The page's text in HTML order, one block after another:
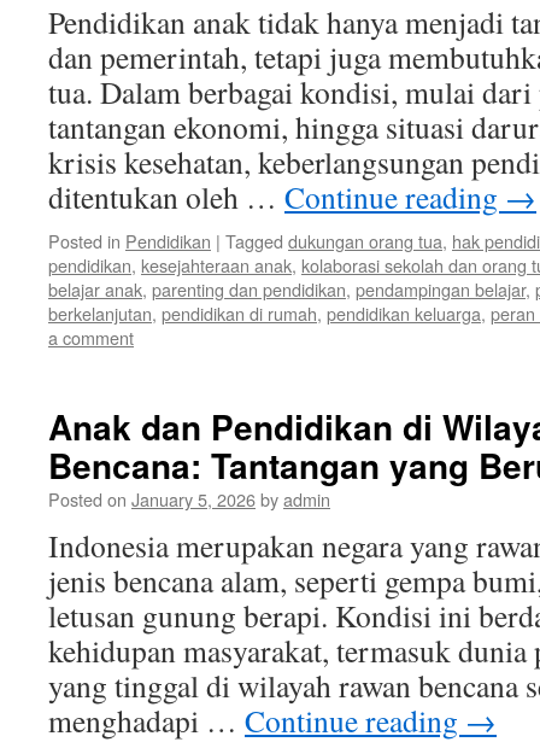
Pendidikan anak tidak hanya menjadi
dan pemerintah, tetapi juga
tua. Dalam berbagai kondisi, mulai dari
tantangan ekonomi, hingga situasi
krisis kesehatan, keberlangsungan
ditentukan oleh … Continue reading →
Posted in Pendidikan | Tagged dukungan orang tua, hak
pendidikan, kesejahteraan anak, kolaborasi sekolah dan orang
belajar anak, parenting dan pendidikan, pendampingan belajar,
berkelanjutan, pendidikan di rumah, pendidikan keluarga, peran
a comment
Anak dan Pendidikan di
Bencana: Tantangan yang
Posted on January 5, 2026byadmin
Indonesia merupakan negara yang
jenis bencana alam, seperti gempa
letusan gunung berapi. Kondisi ini
kehidupan masyarakat, termasuk
yang tinggal di wilayah rawan bencana
menghadapi … Continue reading →